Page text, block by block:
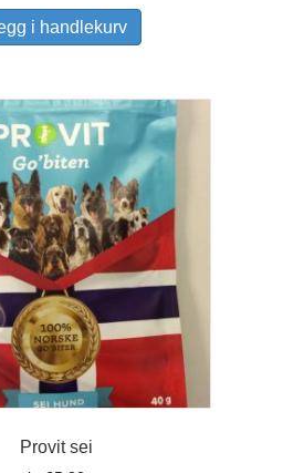
i handlekurv
Provit sei